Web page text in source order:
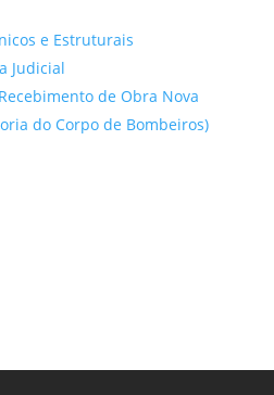
e Estruturais
Judicial
de Obra Nova
do Corpo de Bombeiros)